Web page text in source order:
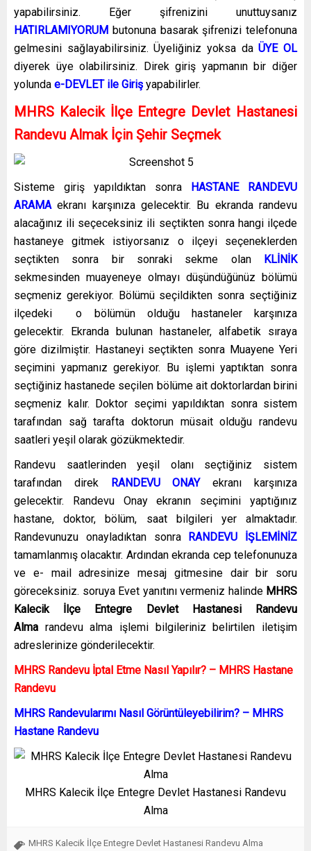
yapabilirsiniz. Eğer şifrenizini unuttuysanız
HATIRLAMIYORUM butonuna basarak şifrenizi telefonuna
gelmesini sağlayabilirsiniz. Üyeliğiniz yoksa daÜYE OL
diyerek üye olabilirsiniz. Direk giriş yapmanın bir diğer
yolunda e-DEVLET ile Giriş yapabilirler.
MHRS Kalecik İlçe Entegre Devlet Hastanesi
Randevu Almak İçin Şehir Seçmek
Sisteme giriş yapıldıktan sonra HASTANE RANDEVU
ARAMA ekranı karşınıza gelecektir. Bu ekranda randevu
alacağınız ili seçeceksiniz ili seçtikten sonra hangi ilçede
hastaneye gitmek istiyorsanız o ilçeyi seçeneklerden
seçtikten sonra bir sonraki sekme olan KLİNİK
sekmesinden muayeneye olmayı düşündüğünüz bölümü
seçmeniz gerekiyor. Bölümü seçildikten sonra seçtiğiniz
ilçedeki o bölümün olduğu hastaneler karşınıza
gelecektir. Ekranda bulunan hastaneler, alfabetik sıraya
göre dizilmiştir. Hastaneyi seçtikten sonra Muayene Yeri
seçimini yapmanız gerekiyor. Bu işlemi yaptıktan sonra
seçtiğiniz hastanede seçilen bölüme ait doktorlardan birini
seçmeniz kalır. Doktor seçimi yapıldıktan sonra sistem
tarafından sağ tarafta doktorun müsait olduğu randevu
saatleri yeşil olarak gözükmektedir.
Randevu saatlerinden yeşil olanı seçtiğiniz sistem
tarafından direk RANDEVU ONAYekranı karşınıza
gelecektir. Randevu Onay ekranın seçimini yaptığınız
hastane, doktor, bölüm, saat bilgileri yer almaktadır.
Randevunuzu onayladıktan sonraRANDEVU İŞLEMİNİZ
tamamlanmış olacaktır. Ardından ekranda cep telefonunuza
ve e- mail adresinize mesaj gitmesine dair bir soru
göreceksiniz. soruya Evet yanıtını vermeniz halindeMHRS
Kalecik İlçe Entegre Devlet Hastanesi Randevu
Alma randevu alma işlemi bilgileriniz belirtilen iletişim
adreslerinize gönderilecektir.
MHRS Randevu İptal Etme Nasıl Yapılır? – MHRS Hastane
Randevu
MHRS Randevularımı Nasıl Görüntüleyebilirim? – MHRS
Hastane Randevu
MHRS Kalecik İlçe Entegre Devlet Hastanesi Randevu
Alma
MHRS Kalecik İlçe Entegre Devlet Hastanesi Randevu Alma